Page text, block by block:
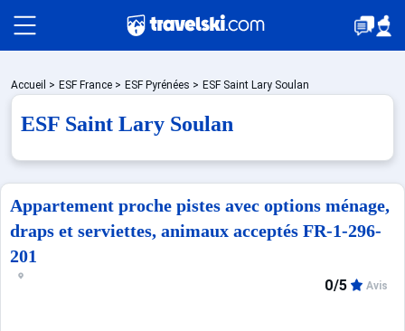
Packages
Hébergements
Bons plans
Accueil > ESF France > ESF Pyrénées > ESF Saint Lary Soulan
ESF Saint Lary Soulan
Appartement proche pistes avec options ménage,
draps et serviettes, animaux acceptés FR-1-296-
201
0/5 Avis